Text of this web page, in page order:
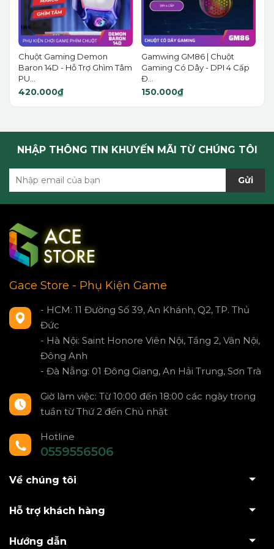
Chuột Gaming Demon
Baron 14D - Hỗ Trợ Ghìm Tâm
PU...
420.000₫
Gamwing GM86 | Chuột
Gaming Có Dây - DPI 4 Cấp
Đ...
150.000₫
NHẬP THÔNG TIN KHUYẾN MÃI TỪ CHÚNG TÔI
Gửi
Gace Store - Phụ Kiện Game
- HCM: 11 Đường Số 39, An Khánh, Q2, TP. Thủ
Đức
- Hà Nội: Saint Honore Viên Nội, Tầng 2, Vân Nội,
Đông Anh
- Đà Nẵng: 01 Đông Giang, An Hải Trung, Sơn Trà
Giờ làm việc: Từ 10:00 đến 18:00 các ngày trong
tuần từ Thứ 2 đến Chủ nhật
Hotline
0559556506
Về chúng tôi
Hỗ trợ khách hàng
Hướng dẫn